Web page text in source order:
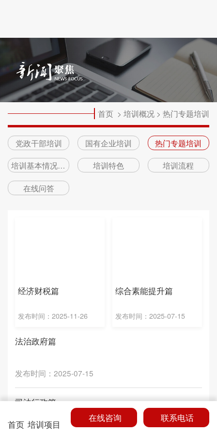
首页 培训项目
在线咨询 联系电话
首页> 培训概况> 热门专题培训
党政干部培训 国有企业培训 热门专题培训
培训基本情况介绍 培训特色 培训流程
在线问答
经济财税篇
发布时间：2025-11-26
综合素能提升篇
发布时间：2025-07-15
法治政府篇
发布时间：2025-07-15
司法行政篇